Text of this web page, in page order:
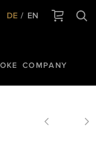
DE EN
COMPANY